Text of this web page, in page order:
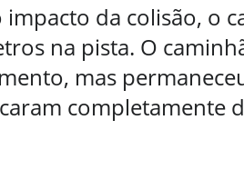
impacto da colisão, o
na pista. O
mas
completamente